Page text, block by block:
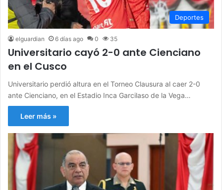
Deportes
elguardian 6 días ago 0 35
Universitario cayó 2-0 ante Cienciano
en el Cusco
Universitario perdió altura en el Torneo Clausura al caer 2-0
ante Cienciano, en el Estadio Inca Garcilaso de la Vega…
Leer más »